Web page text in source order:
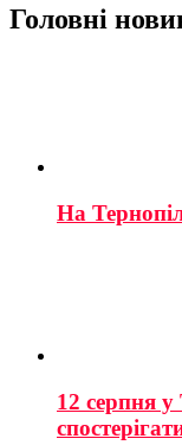
Головні
На
12 серпня